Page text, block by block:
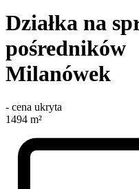
Działka na
pośredników
Milanówek
- cena ukryta
1494 m²